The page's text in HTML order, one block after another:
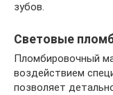
зубов.
Световые
Пломбировочный
воздействием
позволяет